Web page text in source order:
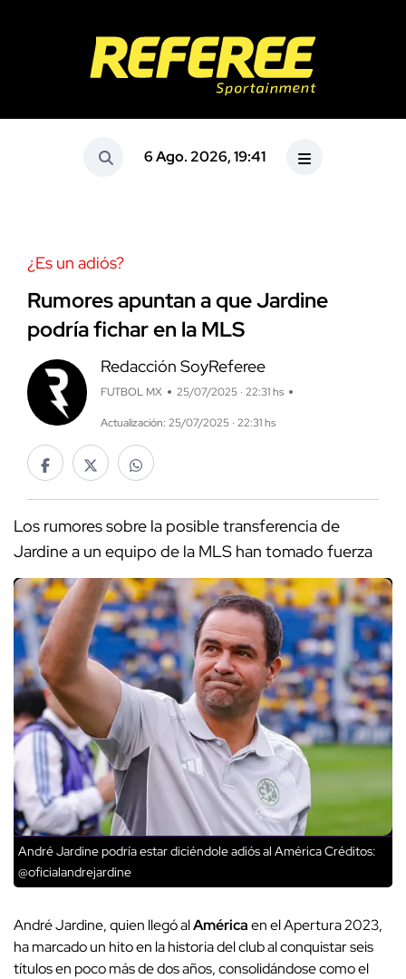
6 Ago. 2026, 19:41
¿Es un adiós?
Rumores apuntan a que Jardine
podría fichar en la MLS
Redacción SoyReferee
FUTBOL MX 25/07/2025 · 22:31 hs
Actualización: 25/07/2025 · 22:31 hs
Los rumores sobre la posible transferencia de
Jardine a un equipo de la MLS han tomado fuerza
André Jardine podría estar diciéndole adiós al AméricaCréditos:
@oficialandrejardine
André Jardine, quien llegó alAméricaen el Apertura 2023,
ha marcado un hito en la historia del club al conquistar seis
títulos en poco más de dos años, consolidándose como el